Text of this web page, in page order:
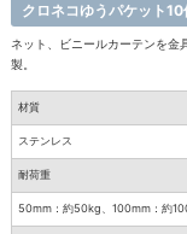
クロネコゆうパケット
ネット、ビニールカーテンを金
製。
材質
ステンレス
耐荷重
50mm：約50kg、100mm：約